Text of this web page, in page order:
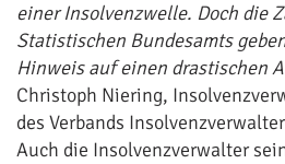
einer Insolvenzwelle. Doch die
Statistischen Bundesamts
Hinweis auf einen drastischen
Christoph Niering,
des Verbands
Auch die Insolvenzverwalter